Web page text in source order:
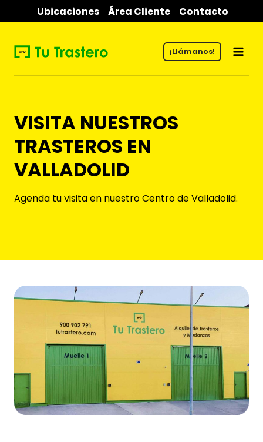
al
Ubicaciones Área Cliente Contacto
¡Llámanos!
VISITA NUESTROS
TRASTEROS EN
VALLADOLID
Agenda tu visita en nuestro Centro de Valladolid.